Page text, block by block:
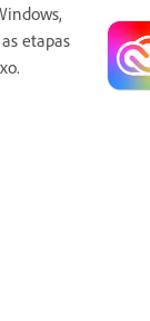
etapas